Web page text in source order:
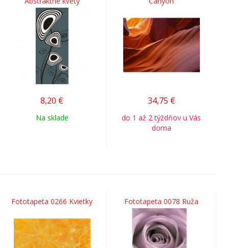
8,20 €
Na sklade
34,75 €
do 1 až 2 týždňov u Vás
doma
Fototapeta 0266 Kvietky Fototapeta 0078 Ruža